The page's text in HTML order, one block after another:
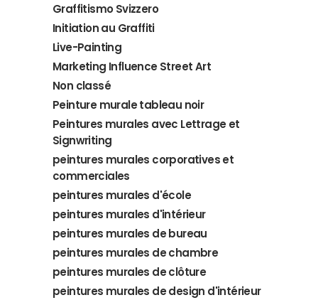
Graffitismo Svizzero
Initiation au Graffiti
Live-Painting
Marketing Influence Street Art
Non classé
Peinture murale tableau noir
Peintures murales avec Lettrage et
Signwriting
peintures murales corporatives et
commerciales
peintures murales d'école
peintures murales d'intérieur
peintures murales de bureau
peintures murales de chambre
peintures murales de clôture
peintures murales de design d'intérieur